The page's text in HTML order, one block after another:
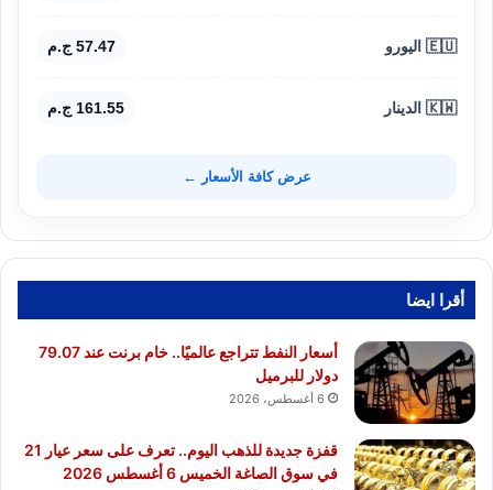
🇪🇺 اليورو 57.47 ج.م
🇰🇼 الدينار 161.55 ج.م
عرض كافة الأسعار ←
أقرا ايضا
أسعار النفط تتراجع عالميًا.. خام برنت عند 79.07
دولار للبرميل
6 أغسطس، 2026
قفزة جديدة للذهب اليوم.. تعرف على سعر عيار 21
في سوق الصاغة الخميس 6 أغسطس 2026